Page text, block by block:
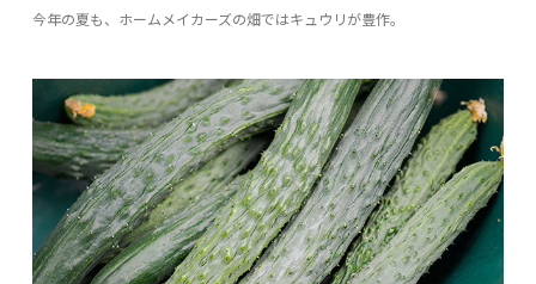
今年の夏も、ホームメイカーズの畑ではキュウリが豊作。